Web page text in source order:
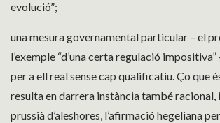
evolució”;
una mesura governamental particular – el
l’exemple “d’una certa regulació
per a ell real sense cap qualificatiu. Ço que
resulta en darrera instància també racional,
prussià d’aleshores, l’afirmació hegeliana